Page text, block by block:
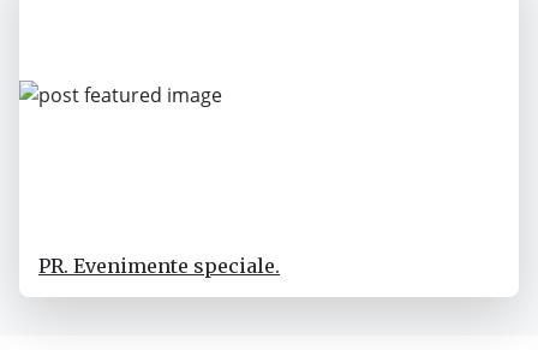
PR. Evenimente speciale.